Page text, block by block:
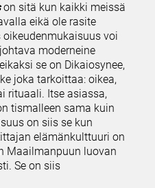
on sitä kun kaikki meissä
eikä ole rasite
voi
moderneine
se on Dikaiosynee,
joka tarkoittaa: oikea,
rituaali. Itse asiassa,
tismalleen sama kuin
on siis se kun
elämänkulttuuri on
Maailmanpuun luovan
Se on siis